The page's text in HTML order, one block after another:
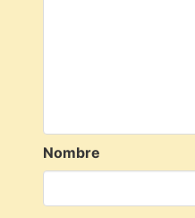
Nombre